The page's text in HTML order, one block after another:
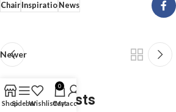
ChairInspiratioNews
Newer
Related Posts
ShopSidebarWishlist
0
Cart
My account